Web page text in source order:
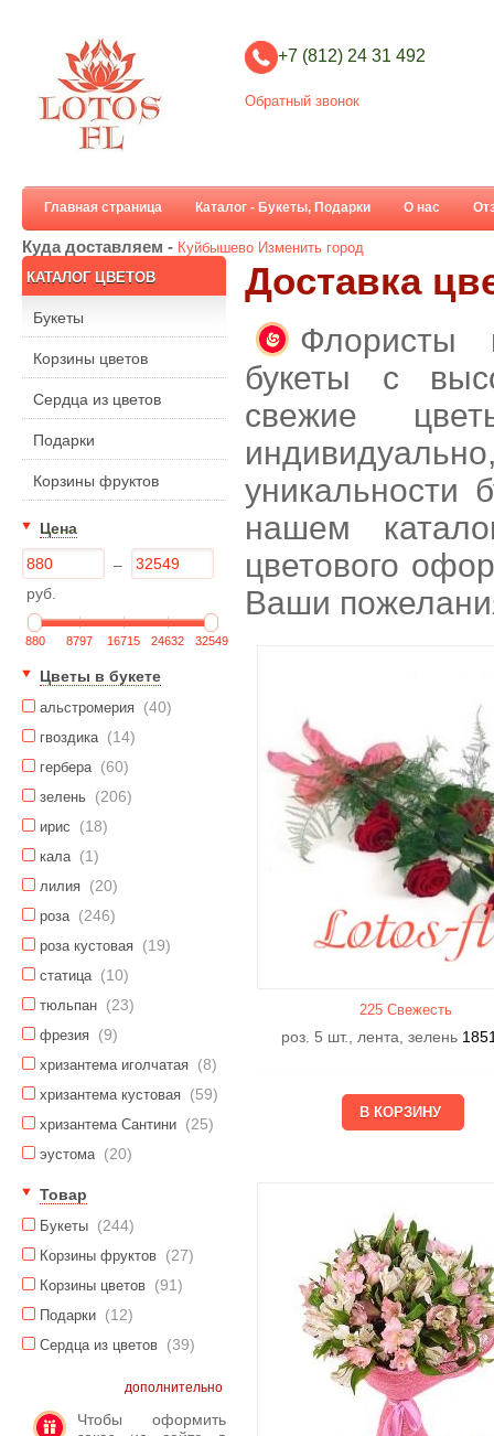
+7 (812) 24 31 492
Обратный звонок
Главная страница Каталог - Букеты, Подарки О нас
Куда доставляем - Куйбышево Изменить город
КАТАЛОГ ЦВЕТОВ
Букеты
Корзины цветов
Сердца из цветов
Подарки
Корзины фруктов
Цена
–
руб.
880 8797 16715 24632 32549
Цветы в букете
альстромерия (40)
гвоздика (14)
гербера (60)
зелень (206)
ирис (18)
кала (1)
лилия (20)
роза (246)
роза кустовая (19)
статица (10)
тюльпан (23)
фрезия (9)
хризантема иголчатая (8)
хризантема кустовая (59)
хризантема Сантини (25)
эустома (20)
Товар
Букеты (244)
Корзины фруктов (27)
Корзины цветов (91)
Подарки (12)
Сердца из цветов (39)
дополнительно
Чтобы оформить
Доставка
Флористы
букеты с
свежие
уникальности
нашем
цветового
Ваши
225 Свежесть
роз. 5 шт., лента, зелень